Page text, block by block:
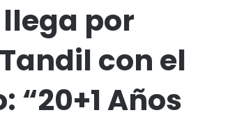
por
con el
“20+1 Años